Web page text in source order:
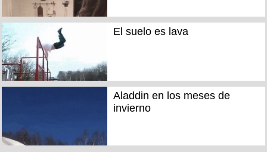
El suelo es lava
Aladdin en los meses de
invierno